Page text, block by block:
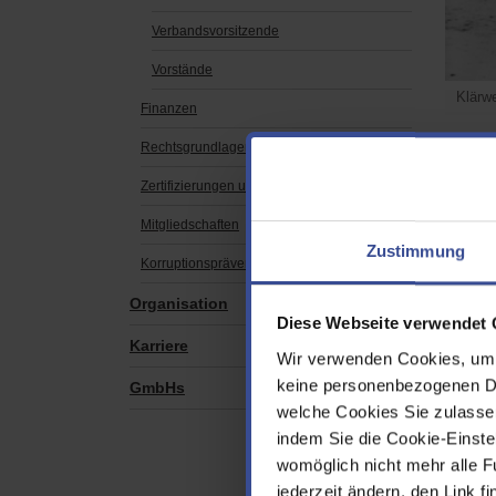
Zustimmung
Diese Webseite verwendet
Wir verwenden Cookies,
keine personenbezogenen
welche Cookies Sie
indem Sie die Cookie-
womöglich nicht mehr alle
jederzeit ändern, den Link
Verbandsvorsitzende
Vorstände
Finanzen
Rechtsgrundlagen
Zertifizierungen und Auszeichnungen
Mitgliedschaften
Korruptionsprävention
Organisation
Karriere
GmbHs
Bayer
In den
bis in